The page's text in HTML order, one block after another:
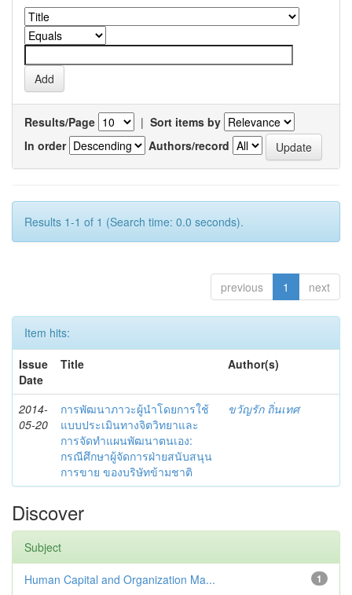
Results/Page | Sort items by
In order
Authors/record
Results 1-1 of 1 (Search time: 0.0 seconds).
previous 1 next
Item hits:
Issue
Date
Title Author(s)
2014-
05-20
การพัฒนาภาวะผู้นำโดยการใช้
แบบประเมินทางจิตวิทยาและ
การจัดทำแผนพัฒนาตนเอง:
กรณีศึกษาผู้จัดการฝ่ายสนับสนุน
การขาย ของบริษัทข้ามชาติ
ขวัญรัก ถิ่นเทศ
Discover
Subject
1
Human Capital and Organization Ma...